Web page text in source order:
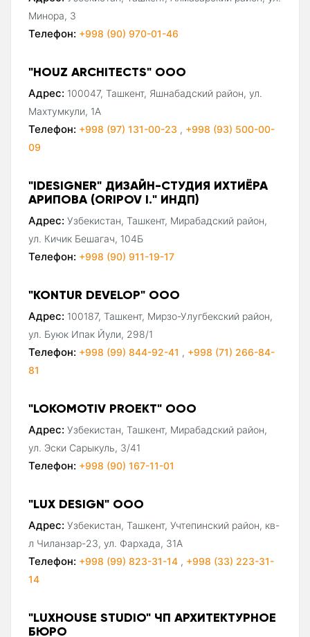
Минора, 3
Телефон: +998 (90) 970-01-46
"HOUZ ARCHITECTS" ООО
Адрес: 100047, Ташкент, Яшнабадский район, ул.
Махтумкули, 1А
Телефон: +998 (97) 131-00-23 , +998 (93) 500-00-
09
"IDESIGNER" ДИЗАЙН-СТУДИЯ ИХТИЁРА
АРИПОВА (ORIPOV I." ИНДП)
Адрес: Узбекистан, Ташкент, Мирабадский район,
ул. Кичик Бешагач, 104Б
Телефон: +998 (90) 911-19-17
"KONTUR DEVELOP" ООО
Адрес: 100187, Ташкент, Мирзо-Улугбекский район,
ул. Буюк Ипак Йули, 298/1
Телефон: +998 (99) 844-92-41 , +998 (71) 266-84-
81
"LOKOMOTIV PROEKT" ООО
Адрес: Узбекистан, Ташкент, Мирабадский район,
ул. Эски Сарыкуль, 3/41
Телефон: +998 (90) 167-11-01
"LUX DESIGN" ООО
Адрес: Узбекистан, Ташкент, Учтепинский район, кв-
л Чиланзар-23, ул. Фархада, 31А
Телефон: +998 (99) 823-31-14 , +998 (33) 223-31-
14
"LUXHOUSE STUDIO" ЧП АРХИТЕКТУРНОЕ
БЮРО